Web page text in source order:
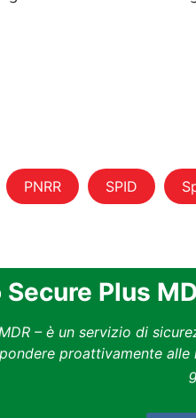
PNRR SPID
Plus
– è un servizio di
proattivamente